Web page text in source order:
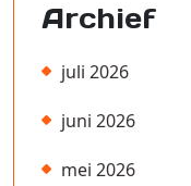
Archief
juli 2026
juni 2026
mei 2026